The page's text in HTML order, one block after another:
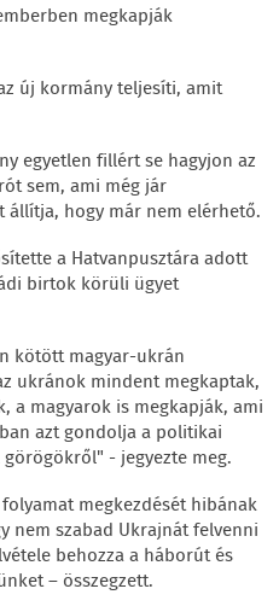
megkapják
új kormány teljesíti, amit
egyetlen fillért se hagyjon az
sem, ami még jár
állítja, hogy már nem elérhető.
a Hatvanpusztára adott
birtok körüli ügyet
kötött magyar-ukrán
ukránok mindent megkaptak,
a magyarok is megkapják, ami
azt gondolja a politikai
- jegyezte meg.
megkezdését hibának
nem szabad Ukrajnát felvenni
behozza a háborút és
– összegzett.